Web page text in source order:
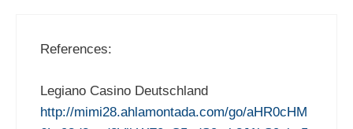
References:
Legiano Casino Deutschland
http://mimi28.ahlamontada.com/go/aHR0cHM